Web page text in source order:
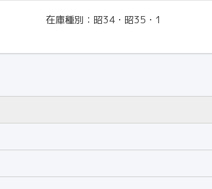
在庫種別： 昭34・昭35・1